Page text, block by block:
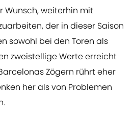
Wunsch, weiterhin mit
der in dieser Saison
sowohl bei den Toren als
zweistellige Werte erreicht
Zögern rührt eher
her als von Problemen